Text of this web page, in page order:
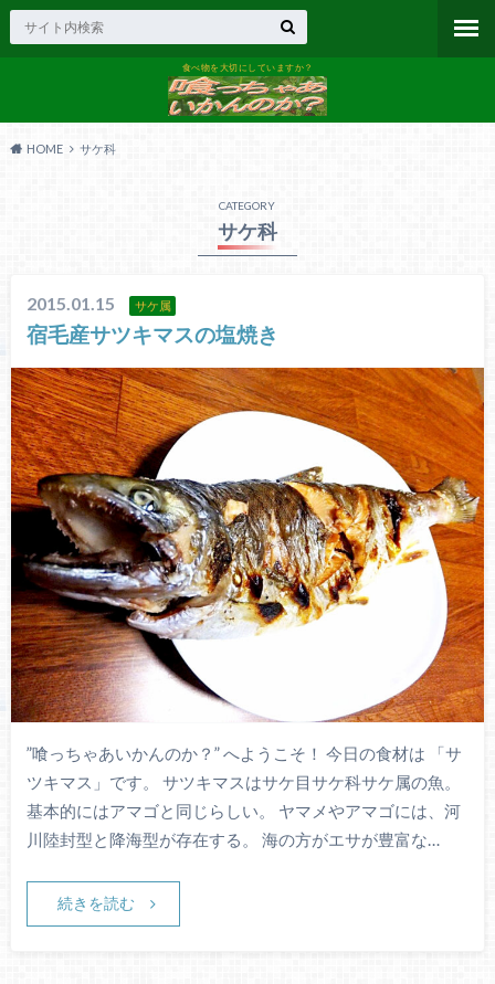
食べ物を大切にしていますか？
HOME サケ科
CATEGORY
サケ科
2015.01.15 サケ属
宿毛産サツキマスの塩焼き
”喰っちゃあいかんのか？” へようこそ！ 今日の食材は 「サ
ツキマス」です。 サツキマスはサケ目サケ科サケ属の魚。
基本的にはアマゴと同じらしい。 ヤマメやアマゴには、河
川陸封型と降海型が存在する。 海の方がエサが豊富な…
続きを読む